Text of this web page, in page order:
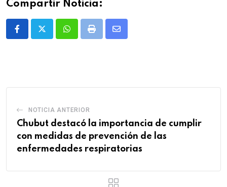
Compartir Noticia:
WhatsappPrint
Share
NOTICIA ANTERIOR
Chubut destacó la importancia de cumplir
con medidas de prevención de las
enfermedades respiratorias